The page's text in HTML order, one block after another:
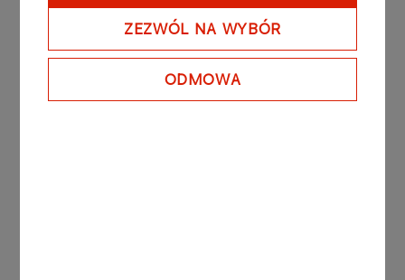
ZEZWÓL NA WYBÓR
ODMOWA
Obligacje zostały wyemitowane jako
zdematerializowane, niezabezpieczone obligacje
dyskontowe na okaziciela. Wykup Obligacji
zostanie dokonany według wartości nominalnej